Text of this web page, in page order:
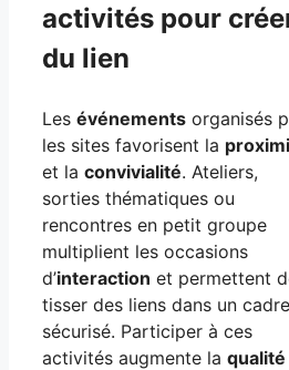
activités pour
du lien
Les événements organisés
les sites favorisent la
et la convivialité. Ateliers,
sorties thématiques ou
rencontres en petit groupe
multiplient les occasions
d’interaction et permettent
tisser des liens dans un cadre
sécurisé. Participer à ces
activités augmente la qualité